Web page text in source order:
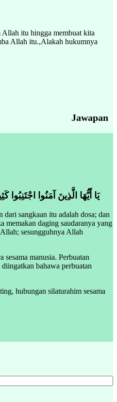
Allah itu hingga membuat kita
Allah itu.,Alakah hukumnya
Jawapan
يَا أَيُّهَا الَّذِينَ آمَنُوا
sangkaan itu adalah dosa; dan
memakan daging saudaranya yang
sesungguhnya Allah
manusia. Perbuatan
bahawa perbuatan
hubungan silaturahim sesama